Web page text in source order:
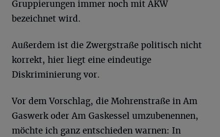
Gruppierungen immer noch mit AKW
bezeichnet wird.
Außerdem ist die Zwergstraße politisch nicht
korrekt, hier liegt eine eindeutige
Diskriminierung vor.
Vor dem Vorschlag, die Mohrenstraße in Am
Gaswerk oder Am Gaskessel umzubenennen,
möchte ich ganz entschieden warnen: In